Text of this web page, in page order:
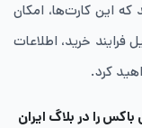
که این کارت‌ها، امکان
خرید، اطلاعات
کرد.
را در بلاگ ایران